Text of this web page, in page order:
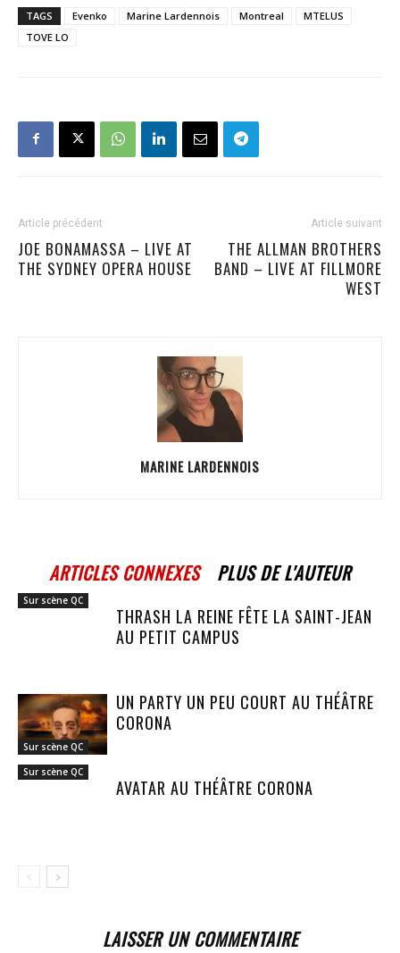
TAGS Evenko Marine Lardennois Montreal
MTELUS
TOVE LO
Article précédent
JOE BONAMASSA – LIVE AT
THE SYDNEY OPERA HOUSE
Article suivant
THE ALLMAN BROTHERS
BAND – LIVE AT FILLMORE
WEST
MARINE LARDENNOIS
ARTICLES CONNEXES PLUS DE L'AUTEUR
Sur scène QC
THRASH LA REINE FÊTE LA SAINT-JEAN
AU PETIT CAMPUS
Sur scène QC
UN PARTY UN PEU COURT AU THÉÂTRE
CORONA
Sur scène QC
AVATAR AU THÉÂTRE CORONA
LAISSER UN COMMENTAIRE